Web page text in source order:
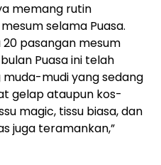
memang rutin
selama Puasa.
pasangan mesum
Puasa ini telah
mudi yang sedang
gelap ataupun kos-
magic, tissu biasa, dan
juga teramankan,”